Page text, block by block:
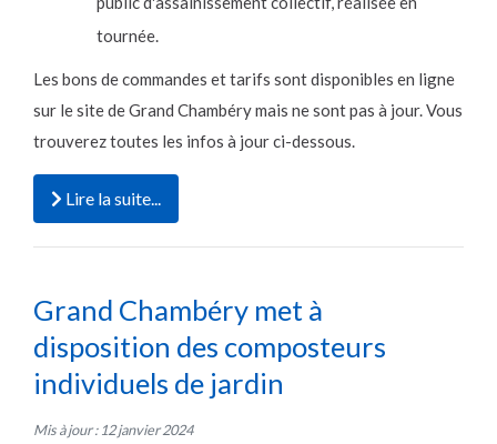
tournée.
Les bons de commandes et tarifs sont disponibles en ligne
sur le site de Grand Chambéry mais ne sont pas à jour. Vous
trouverez toutes les infos à jour ci-dessous.
Lire la suite...
Grand Chambéry met à
disposition des composteurs
individuels de jardin
Mis à jour : 12 janvier 2024